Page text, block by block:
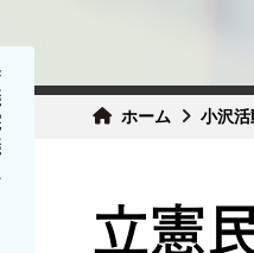
ホーム 小沢
立憲